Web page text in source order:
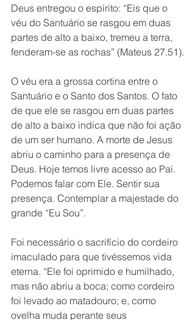
Deus entregou o espírito: “Eis que o
véu do Santuário se rasgou em duas
partes de alto a baixo, tremeu a terra,
fenderam-se as rochas” (Mateus 27.51).
O véu era a grossa cortina entre o
Santuário e o Santo dos Santos. O fato
de que ele se rasgou em duas partes
de alto a baixo indica que não foi ação
de um ser humano. A morte de Jesus
abriu o caminho para a presença de
Deus. Hoje temos livre acesso ao Pai.
Podemos falar com Ele. Sentir sua
presença. Contemplar a majestade do
grande “Eu Sou”.
Foi necessário o sacrifício do cordeiro
imaculado para que tivéssemos vida
eterna. “Ele foi oprimido e humilhado,
mas não abriu a boca; como cordeiro
foi levado ao matadouro; e, como
ovelha muda perante seus